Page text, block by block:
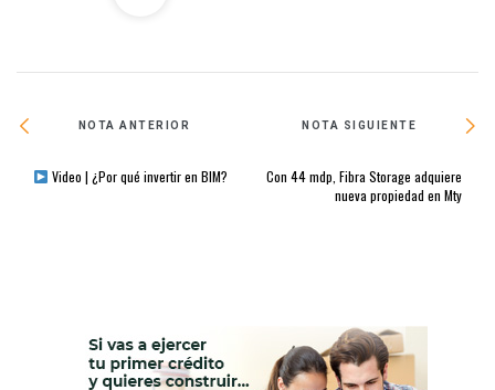
NOTA ANTERIOR
Video | ¿Por qué invertir en BIM?
NOTA SIGUIENTE
Con 44 mdp, Fibra Storage adquiere
nueva propiedad en Mty